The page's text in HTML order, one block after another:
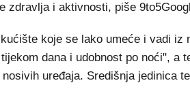
zdravlja i aktivnosti, piše
koje se lako umeće i vadi iz
dana i udobnost po noći", a
uređaja. Središnja jedinica